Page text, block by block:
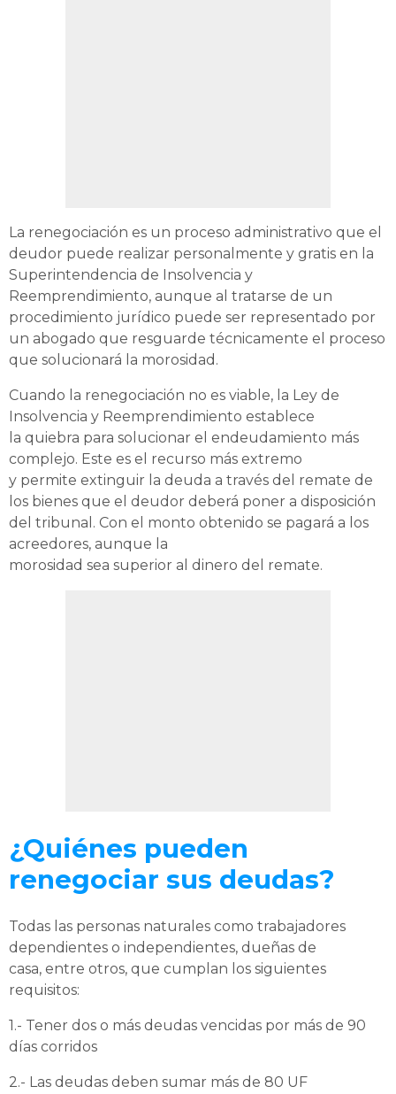
La renegociación es un proceso administrativo que el
deudor puede realizar personalmente y gratis en la
Superintendencia de Insolvencia y
Reemprendimiento, aunque al tratarse de un
procedimiento jurídico puede ser representado por
un abogado que resguarde técnicamente el proceso
que solucionará la morosidad.
Cuando la renegociación no es viable, la Ley de
Insolvencia y Reemprendimiento establece
la quiebra para solucionar el endeudamiento más
complejo. Este es el recurso más extremo
y permite extinguir la deuda a través del remate de
los bienes que el deudor deberá poner a disposición
del tribunal. Con el monto obtenido se pagará a los
acreedores, aunque la
morosidad sea superior al dinero del remate.
¿Quiénes pueden
renegociar sus deudas?
Todas las personas naturales como trabajadores
dependientes o independientes, dueñas de
casa, entre otros, que cumplan los siguientes
requisitos:
1.- Tener dos o más deudas vencidas por más de 90
días corridos
2.- Las deudas deben sumar más de 80 UF